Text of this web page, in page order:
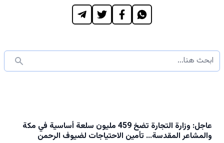
عاجل: وزارة التجارة تضخ 459 مليون سلعة أساسية في مكة
والمشاعر المقدسة… تأمين الاحتياجات لضيوف الرحمن